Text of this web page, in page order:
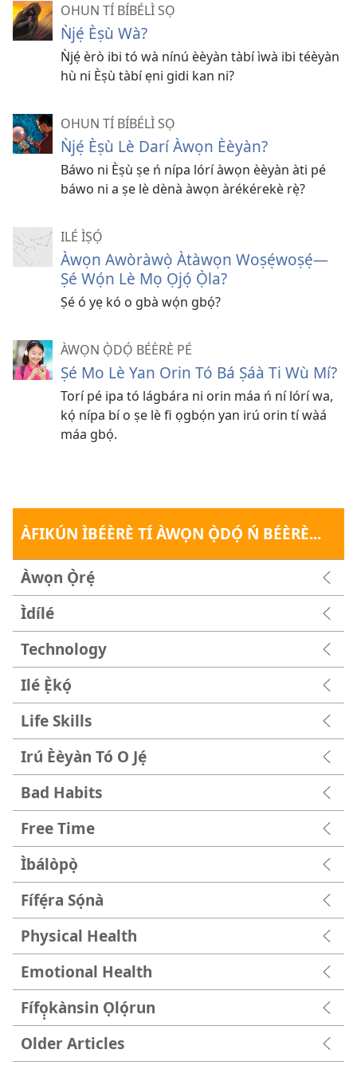
OHUN TÍ BÍBÉLÌ SỌ
Ǹjẹ́ Èṣù Wà?
Ǹjẹ́ èrò ibi tó wà nínú èèyàn tàbí ìwà ibi téèyàn
hù ni Èṣù tàbí ẹni gidi kan ni?
OHUN TÍ BÍBÉLÌ SỌ
Ǹjẹ́ Èṣù Lè Darí Àwọn Èèyàn?
Báwo ni Èṣù ṣe ń nípa lórí àwọn èèyàn àti pé
báwo ni a ṣe lè dènà àwọn àrékérekè rẹ̀?
ILÉ ÌṢỌ́
Àwọn Awòràwọ̀ Àtàwọn Woṣẹ́woṣẹ́​​—
Ṣé Wọ́n Lè Mọ Ọjọ́ Ọ̀la?
Ṣé ó yẹ kó o gbà wọ́n gbọ́?
ÀWỌN Ọ̀DỌ́ BÉÈRÈ PÉ
Ṣé Mo Lè Yan Orin Tó Bá Ṣáà Ti Wù Mí?
Torí pé ipa tó lágbára ni orin máa ń ní lórí wa,
kọ́ nípa bí o ṣe lè fi ọgbọ́n yan irú orin tí wàá
máa gbọ́.
ÀFIKÚN ÌBÉÈRÈ TÍ ÀWỌN Ọ̀DỌ́ Ń BÉÈRÈ...
Àwọn Ọ̀rẹ́
Ìdílé
Technology
Ilé Ẹ̀kọ́
Life Skills
Irú Èèyàn Tó O Jẹ́
Bad Habits
Free Time
Ìbálòpọ̀
Fífẹ́ra Sọ́nà
Physical Health
Emotional Health
Fífọ̣kànsin Ọlọ́run
Older Articles